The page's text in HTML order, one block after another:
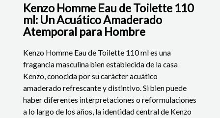
Kenzo Homme Eau de Toilette 110
ml: Un Acuático Amaderado
Atemporal para Hombre
Kenzo Homme Eau de Toilette 110 ml es una
fragancia masculina bien establecida de la casa
Kenzo, conocida por su carácter acuático
amaderado refrescante y distintivo.Si bien puede
haber diferentes interpretaciones o reformulaciones
a lo largo de los años, la identidad central de Kenzo